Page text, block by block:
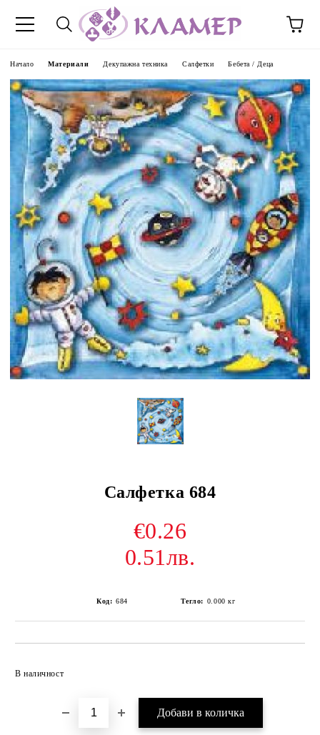
Начало Материали Декупажна техника Салфетки Бебета / Деца
Салфетка 684
€0.26
0.51лв.
Код: 684 Тегло: 0.000 кг
В наличност